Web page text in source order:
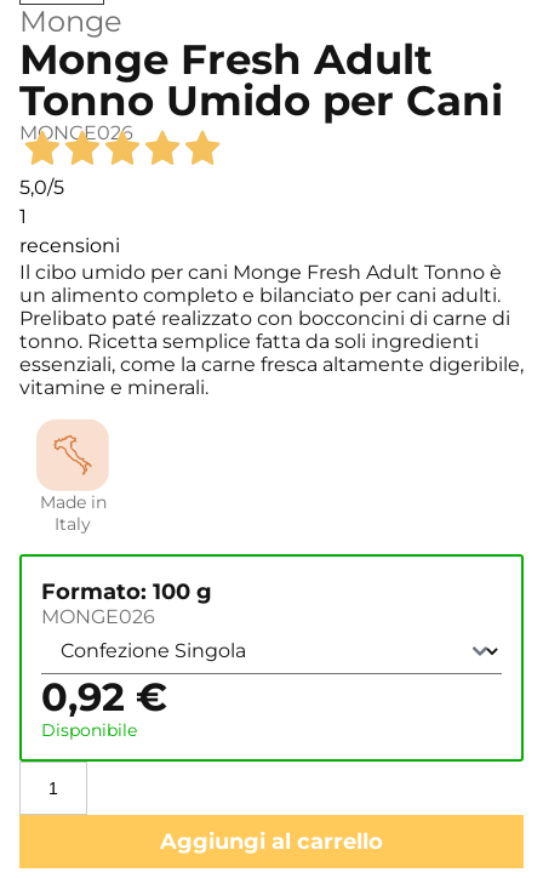
Monge
Monge Fresh Adult
Tonno Umido per Cani
MONGE026
5,0/5
1
recensioni
Il cibo umido per cani Monge Fresh Adult Tonno è
un alimento completo e bilanciato per cani adulti.
Prelibato paté realizzato con bocconcini di carne di
tonno. Ricetta semplice fatta da soli ingredienti
essenziali, come la carne fresca altamente digeribile,
vitamine e minerali.
Made in
Italy
Formato: 100 g
MONGE026
0,92 €
Disponibile
Aggiungi al carrello